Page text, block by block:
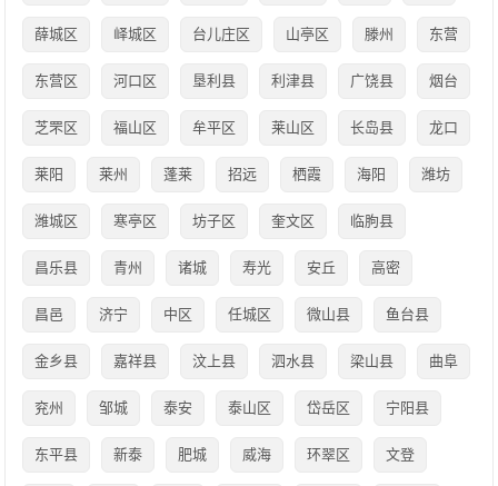
薛城区 峄城区 台儿庄区 山亭区 滕州 东营
东营区 河口区 垦利县 利津县 广饶县 烟台
芝罘区 福山区 牟平区 莱山区 长岛县 龙口
莱阳 莱州 蓬莱 招远 栖霞 海阳 潍坊
潍城区 寒亭区 坊子区 奎文区 临朐县
昌乐县 青州 诸城 寿光 安丘 高密
昌邑 济宁 中区 任城区 微山县 鱼台县
金乡县 嘉祥县 汶上县 泗水县 梁山县 曲阜
兖州 邹城 泰安 泰山区 岱岳区 宁阳县
东平县 新泰 肥城 威海 环翠区 文登